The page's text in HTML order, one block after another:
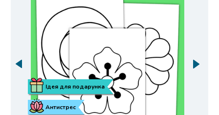
Антистрес
Ідея для подарунка